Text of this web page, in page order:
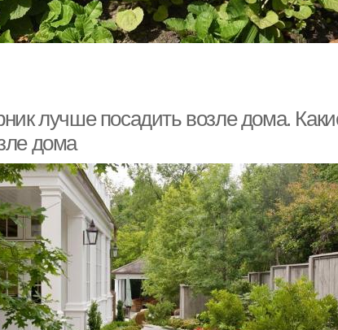
лучше посадить возле дома.
дома